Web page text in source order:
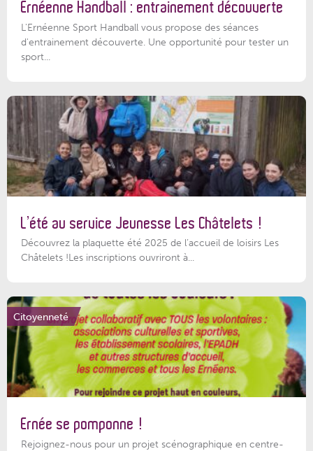
Ernéenne Handball : entrainement découverte
L'Ernéenne Sport Handball vous propose des séances
d'entrainement découverte. Une opportunité pour tester un
sport...
L’été au service Jeunesse Les Châtelets !
Découvrez la plaquette été 2025 de l’accueil de loisirs Les
Châtelets !Les inscriptions ouvriront à...
Citoyenneté
Ernée se pomponne !
Rejoignez-nous pour un projet scénographique en centre-